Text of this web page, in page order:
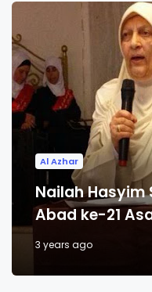
Al Azhar
Nailah Hasyim
Abad ke-21
3 years ago